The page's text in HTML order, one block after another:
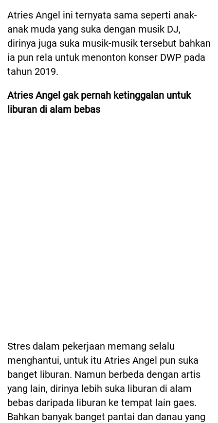
Atries Angel ini ternyata sama seperti anak-
anak muda yang suka dengan musik DJ,
dirinya juga suka musik-musik tersebut bahkan
ia pun rela untuk menonton konser DWP pada
tahun 2019.
Atries Angel gak pernah ketinggalan untuk
liburan di alam bebas
Stres dalam pekerjaan memang selalu
menghantui, untuk itu Atries Angel pun suka
banget liburan. Namun berbeda dengan artis
yang lain, dirinya lebih suka liburan di alam
bebas daripada liburan ke tempat lain gaes.
Bahkan banyak banget pantai dan danau yang